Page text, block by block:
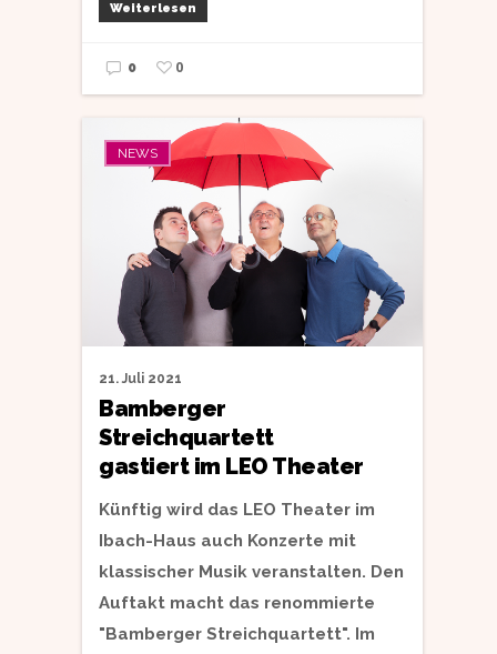
Weiterlesen
0 0
NEWS
21. Juli 2021
Bamberger
Streichquartett
gastiert im LEO Theater
Künftig wird das LEO Theater im
Ibach-Haus auch Konzerte mit
klassischer Musik veranstalten. Den
Auftakt macht das renommierte
"Bamberger Streichquartett". Im